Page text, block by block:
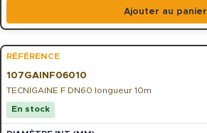
Ajouter au panier
107GAINF06010
TECNIGAINE F DN60 longueur 10m
En stock